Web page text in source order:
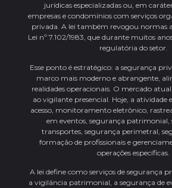
jurídicas especializadas ou, em
empresas e condomínios com serviços
privada. A lei também revogou normas
Lei nº 7.102/1983, que durante muitos
regulatória do setor.
Esse ponto é estratégico: a segurança
marco mais moderno e abrangente,
realidades operacionais. O mercado
ao vigilante presencial. Hoje, a atividade
acesso, monitoramento eletrônico,
em eventos, segurança patrimonial,
transportes, segurança perimetral,
formação de profissionais e
operações específicas.
A lei define como serviços de segurança
a vigilância patrimonial, a segurança de